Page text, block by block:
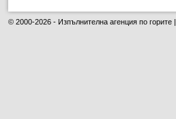
© 2000-2026 - Изпълнителна агенция по горите |